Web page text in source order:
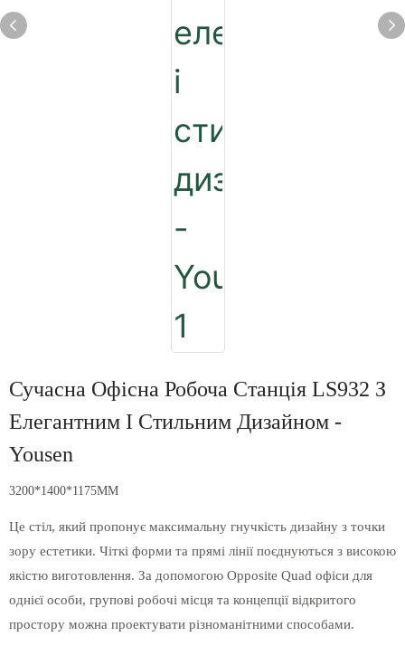
Сучасна Офісна Робоча Станція LS932 З
Елегантним І Стильним Дизайном -
Yousen
3200*1400*1175MM
Це стіл, який пропонує максимальну гнучкість дизайну з точки
зору естетики. Чіткі форми та прямі лінії поєднуються з високою
якістю виготовлення. За допомогою Opposite Quad офіси для
однієї особи, групові робочі місця та концепції відкритого
простору можна проектувати різноманітними способами.